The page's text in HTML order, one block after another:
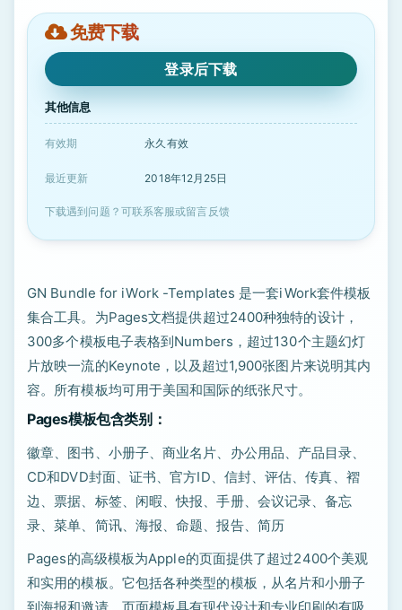
免费下载
登录后下载
其他信息
有效期 永久有效
最近更新 2018年12月25日
下载遇到问题？可联系客服或留言反馈
GN Bundle for iWork -Templates 是一套iWork套件模板
集合工具。为Pages文档提供超过2400种独特的设计，
300多个模板电子表格到Numbers，超过130个主题幻灯
片放映一流的Keynote，以及超过1,900张图片来说明其内
容。所有模板均可用于美国和国际的纸张尺寸。
Pages模板包含类别：
徽章、图书、小册子、商业名片、办公用品、产品目录、
CD和DVD封面、证书、官方ID、信封、评估、传真、褶
边、票据、标签、闲暇、快报、手册、会议记录、备忘
录、菜单、简讯、海报、命题、报告、简历
Pages的高级模板为Apple的页面提供了超过2400个美观
和实用的模板。它包括各种类型的模板，从名片和小册子